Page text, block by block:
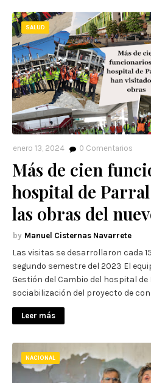
SALUD
enero 13, 2024 0 Comentarios
Más de cien
hospital de
las obras del
Manuel Cisternas Navarrete
Las visitas se desarrollaron cada
segundo semestre del 2023 El
Gestión del Cambio del hospital
sociabilización del proyecto de
Leer más
NACIONAL